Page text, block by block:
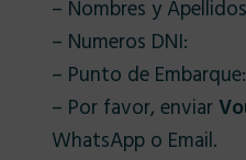
– Nombres y
– Numeros DNI:
– Punto de Embarque:
– Por favor, enviar
WhatsApp o Email.